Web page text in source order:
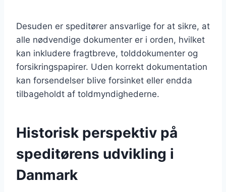
Desuden er speditører ansvarlige for at sikre, at
alle nødvendige dokumenter er i orden, hvilket
kan inkludere fragtbreve, tolddokumenter og
forsikringspapirer. Uden korrekt dokumentation
kan forsendelser blive forsinket eller endda
tilbageholdt af toldmyndighederne.
Historisk perspektiv på
speditørens udvikling i
Danmark